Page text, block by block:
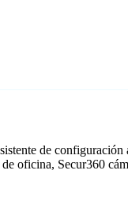
de
oficina, Secur360